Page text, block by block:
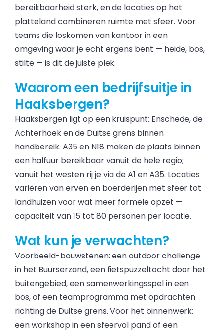
bereikbaarheid sterk, en de locaties op het
platteland combineren ruimte met sfeer. Voor
teams die loskomen van kantoor in een
omgeving waar je echt ergens bent — heide, bos,
stilte — is dit de juiste plek.
Waarom een bedrijfsuitje in
Haaksbergen?
Haaksbergen ligt op een kruispunt: Enschede, de
Achterhoek en de Duitse grens binnen
handbereik. A35 en N18 maken de plaats binnen
een halfuur bereikbaar vanuit de hele regio;
vanuit het westen rij je via de A1 en A35. Locaties
variëren van erven en boerderijen met sfeer tot
landhuizen voor wat meer formele opzet —
capaciteit van 15 tot 80 personen per locatie.
Wat kun je verwachten?
Voorbeeld-bouwstenen: een outdoor challenge
in het Buurserzand, een fietspuzzeltocht door het
buitengebied, een samenwerkingsspel in een
bos, of een teamprogramma met opdrachten
richting de Duitse grens. Voor het binnenwerk:
een workshop in een sfeervol pand of een